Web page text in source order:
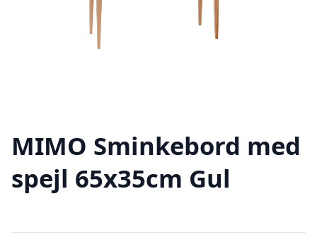
MIMO Sminkebord med
spejl 65x35cm Gul